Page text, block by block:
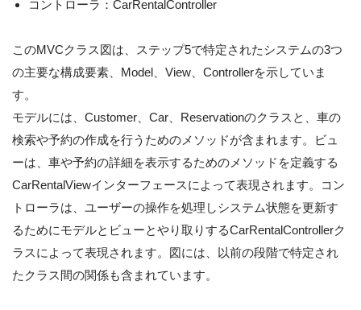
コントローラ：CarRentalController
このMVCクラス図は、ステップ5で特定されたシステムの3つ
の主要な構成要素、Model、View、Controllerを示していま
す。
モデルには、Customer、Car、Reservationのクラスと、車の
検索や予約の作成を行うためのメソッドが含まれます。ビュ
ーは、車や予約の詳細を表示するためのメソッドを定義する
CarRentalViewインターフェースによって表現されます。コン
トローラは、ユーザーの操作を処理しシステム状態を更新す
るためにモデルとビューとやり取りするCarRentalControllerク
ラスによって表現されます。図には、以前の段階で特定され
たクラス間の関係も含まれています。